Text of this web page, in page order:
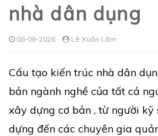
nhà dân dụng
08-08-2026 Lê Xuân Lâm
Cấu tạo kiến trúc nhà dân
bản ngành nghề của tất cả
xây dựng cơ bản , từ người
dựng đến các chuyên gia